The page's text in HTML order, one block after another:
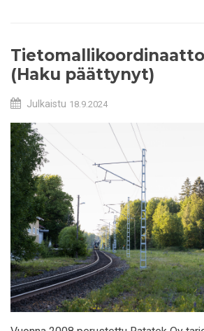
(Haku päättynyt)
Julkaistu 18.9.2024